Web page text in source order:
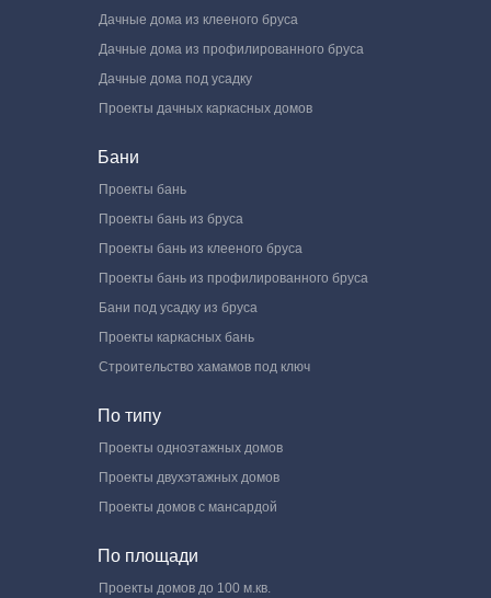
Дачные дома из клееного бруса
Дачные дома из профилированного бруса
Дачные дома под усадку
Проекты дачных каркасных домов
Бани
Проекты бань
Проекты бань из бруса
Проекты бань из клееного бруса
Проекты бань из профилированного бруса
Бани под усадку из бруса
Проекты каркасных бань
Строительство хамамов под ключ
По типу
Проекты одноэтажных домов
Проекты двухэтажных домов
Проекты домов с мансардой
По площади
Проекты домов до 100 м.кв.